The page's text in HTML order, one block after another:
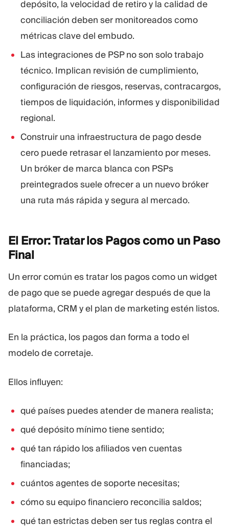
depósito, la velocidad de retiro y la calidad de
conciliación deben ser monitoreados como
métricas clave del embudo.
Las integraciones de PSP no son solo trabajo
técnico. Implican revisión de cumplimiento,
configuración de riesgos, reservas, contracargos,
tiempos de liquidación, informes y disponibilidad
regional.
Construir una infraestructura de pago desde
cero puede retrasar el lanzamiento por meses.
Un bróker de marca blanca con PSPs
preintegrados suele ofrecer a un nuevo bróker
una ruta más rápida y segura al mercado.
El Error: Tratar los Pagos como un Paso
Final
Un error común es tratar los pagos como un widget
de pago que se puede agregar después de que la
plataforma, CRM y el plan de marketing estén listos.
En la práctica, los pagos dan forma a todo el
modelo de corretaje.
Ellos influyen:
qué países puedes atender de manera realista;
qué depósito mínimo tiene sentido;
qué tan rápido los afiliados ven cuentas
financiadas;
cuántos agentes de soporte necesitas;
cómo su equipo financiero reconcilia saldos;
qué tan estrictas deben ser tus reglas contra el